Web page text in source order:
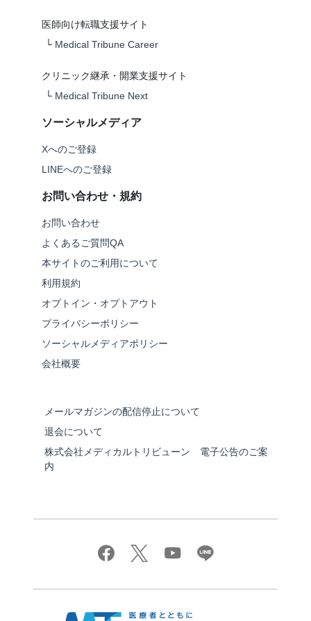
医師向け転職支援サイト
└ Medical Tribune Career
クリニック継承・開業支援サイト
└ Medical Tribune Next
ソーシャルメディア
Xへのご登録
LINEへのご登録
お問い合わせ・規約
お問い合わせ
よくあるご質問QA
本サイトのご利用について
利用規約
オプトイン・オプトアウト
プライバシーポリシー
ソーシャルメディアポリシー
会社概要
メールマガジンの配信停止について
退会について
株式会社メディカルトリビューン 電子公告のご案
内